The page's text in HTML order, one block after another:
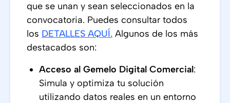
que se unan y sean seleccionados en la
convocatoria. Puedes consultar todos
los DETALLES AQUÍ. Algunos de los más
destacados son:
Acceso al Gemelo Digital Comercial:
Simula y optimiza tu solución
utilizando datos reales en un entorno